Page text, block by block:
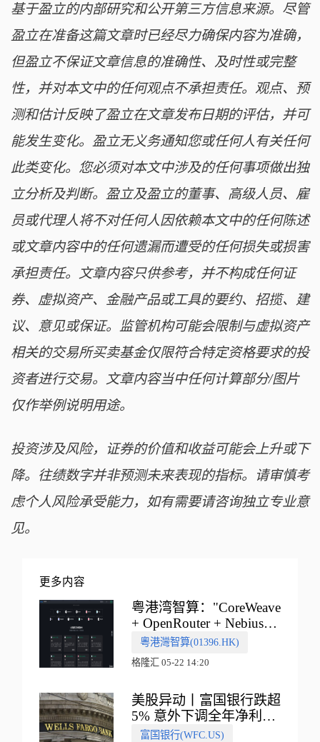
基于盈立的内部研究和公开第三方信息来源。尽管
盈立在准备这篇文章时已经尽力确保内容为准确，
但盈立不保证文章信息的准确性、及时性或完整
性，并对本文中的任何观点不承担责任。观点、预
测和估计反映了盈立在文章发布日期的评估，并可
能发生变化。盈立无义务通知您或任何人有关任何
此类变化。您必须对本文中涉及的任何事项做出独
立分析及判断。盈立及盈立的董事、高级人员、雇
员或代理人将不对任何人因依赖本文中的任何陈述
或文章内容中的任何遗漏而遭受的任何损失或损害
承担责任。文章内容只供参考，并不构成任何证
券、虚拟资产、金融产品或工具的要约、招揽、建
议、意见或保证。监管机构可能会限制与虚拟资产
相关的交易所买卖基金仅限符合特定资格要求的投
资者进行交易。文章内容当中任何计算部分/图片
仅作举例说明用途。
投资涉及风险，证券的价值和收益可能会上升或下
降。往绩数字并非预测未来表现的指标。请审慎考
虑个人风险承受能力，如有需要请咨询独立专业意
见。
更多内容
粤港湾智算："CoreWeave
+ OpenRouter + Nebius"
多向融合的中国智算新范
式
粵港灣智算(01396.HK)
格隆汇 05-22 14:20
美股异动丨富国银行跌超
5% 意外下调全年净利息
收入指引
富国银行(WFC.US)